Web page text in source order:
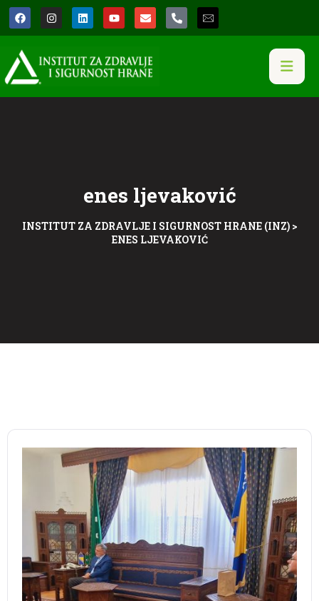
enes ljevaković
INSTITUT ZA ZDRAVLJE I SIGURNOST HRANE (INZ)>
ENES LJEVAKOVIĆ